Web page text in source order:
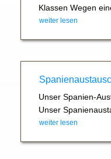
Klassen Wegen
weiter lesen
Unser Spanien-
Unser
weiter lesen